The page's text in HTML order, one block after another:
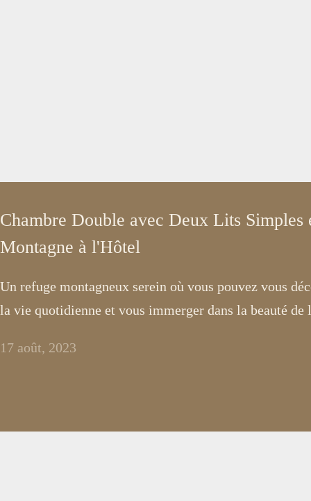
Chambre Double avec Deux Lits Simples
Montagne à l'Hôtel
Un refuge montagneux serein où vous pouvez vous
la vie quotidienne et vous immerger dans la beauté de
17 août, 2023